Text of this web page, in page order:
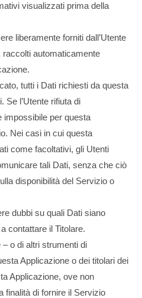
visualizzati prima della
liberamente forniti dall’Utente
automaticamente
tutti i Dati richiesti da questa
Se l’Utente rifiuta di
impossibile per questa
Nei casi in cui questa
come facoltativi, gli Utenti
tali Dati, senza che ciò
disponibilità del Servizio o
dubbi su quali Dati siano
contattare il Titolare.
– o di altri strumenti di
Applicazione o dei titolari dei
Applicazione, ove non
finalità di fornire il Servizio